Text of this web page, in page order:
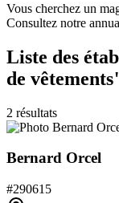
Vous cherchez un
Consultez notre
Liste des
de
2 résultats
Bernard Orcel
#290615